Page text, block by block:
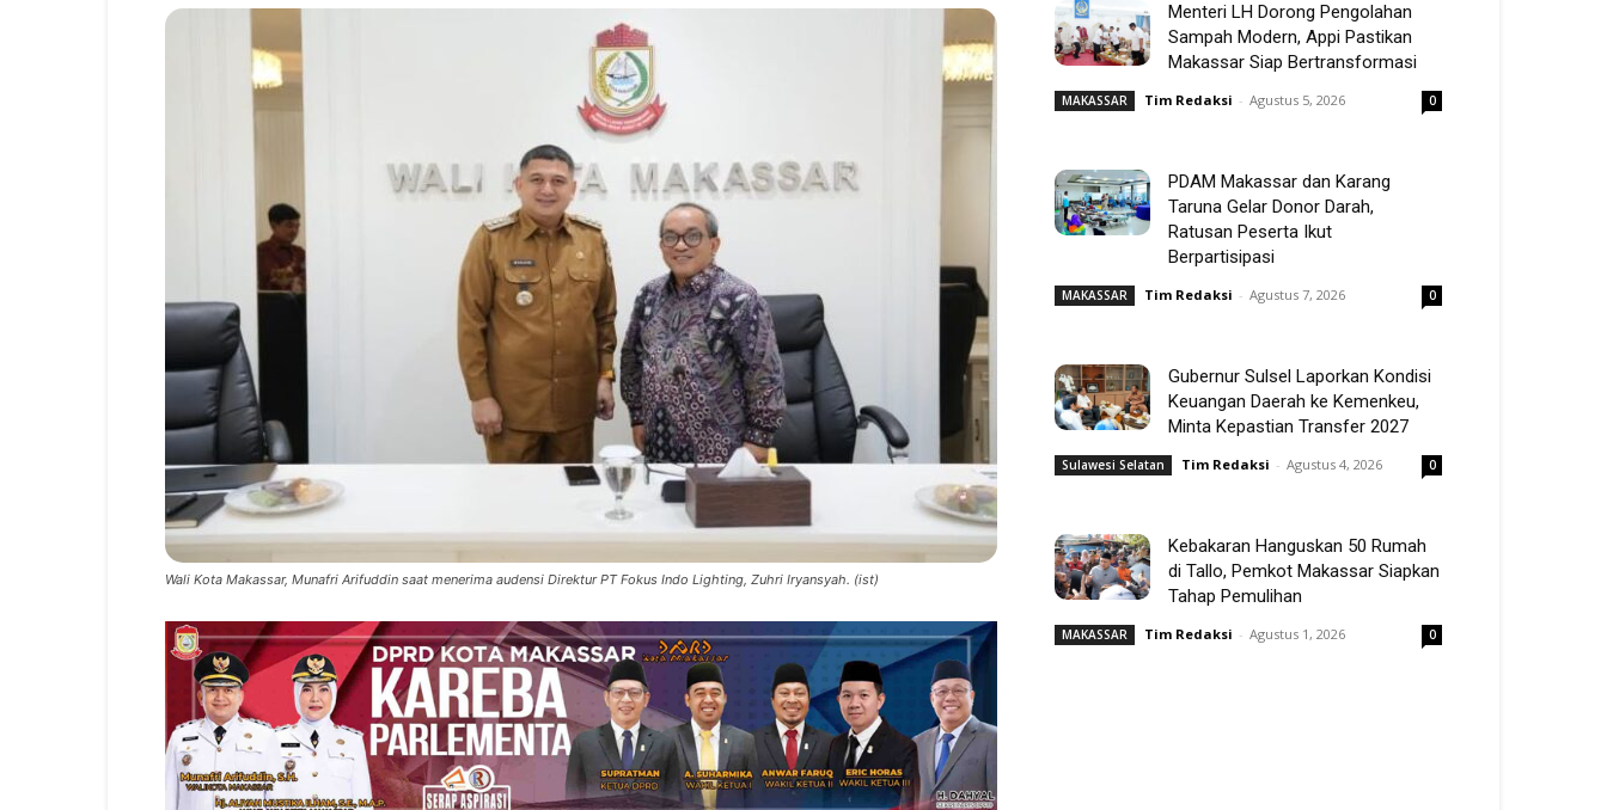
Wali Kota Makassar, Munafri Arifuddin saat menerima audensi Direktur PT Fokus Indo Lighting, Zuhri Iryansyah. (ist)
Menteri LH Dorong Pengolahan
Sampah Modern, Appi Pastikan
Makassar Siap Bertransformasi
MAKASSAR Tim Redaksi - Agustus 5, 2026 0
PDAM Makassar dan Karang
Taruna Gelar Donor Darah,
Ratusan Peserta Ikut
Berpartisipasi
MAKASSAR Tim Redaksi - Agustus 7, 2026 0
Gubernur Sulsel Laporkan Kondisi
Keuangan Daerah ke Kemenkeu,
Minta Kepastian Transfer 2027
Sulawesi Selatan Tim Redaksi - Agustus 4, 2026 0
Kebakaran Hanguskan 50 Rumah
di Tallo, Pemkot Makassar Siapkan
Tahap Pemulihan
MAKASSAR Tim Redaksi - Agustus 1, 2026 0